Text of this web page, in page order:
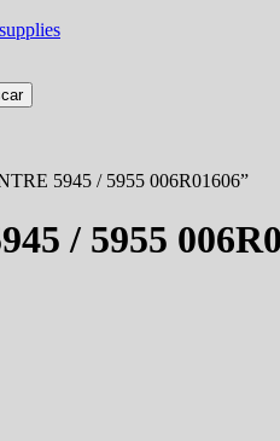
5945 / 5955 006R01606”
/ 5955